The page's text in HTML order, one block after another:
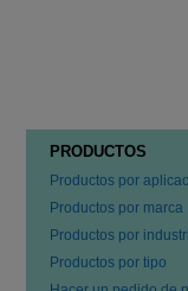
PRODUCTOS
Productos por
Productos por marca
Productos por
Productos por tipo